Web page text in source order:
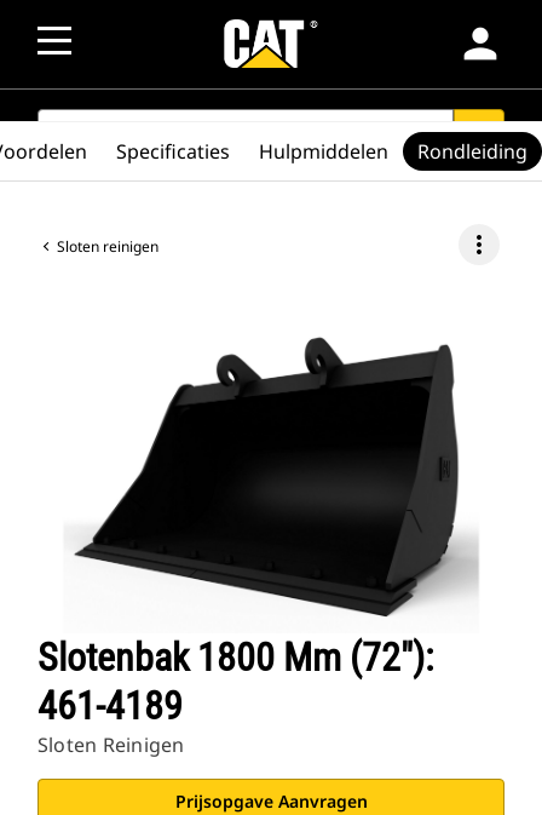
person
SEARCH search
Sloten reinigen more_vert
Slotenbak 1800 Mm (72"):
461-4189
Sloten Reinigen
Prijsopgave Aanvragen
Specificaties Hulpmiddelen Rondleiding